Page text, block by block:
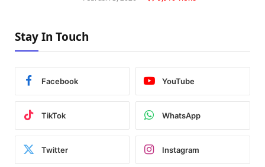
Stay In Touch
Facebook YouTube
TikTok WhatsApp
Twitter Instagram